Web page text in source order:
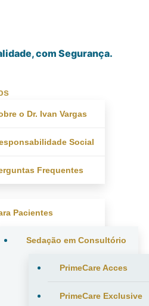
com Segurança.
o Dr. Ivan Vargas
Social
Frequentes
Pacientes
Sedação em Consultório
PrimeCare Acces
PrimeCare Exclusive